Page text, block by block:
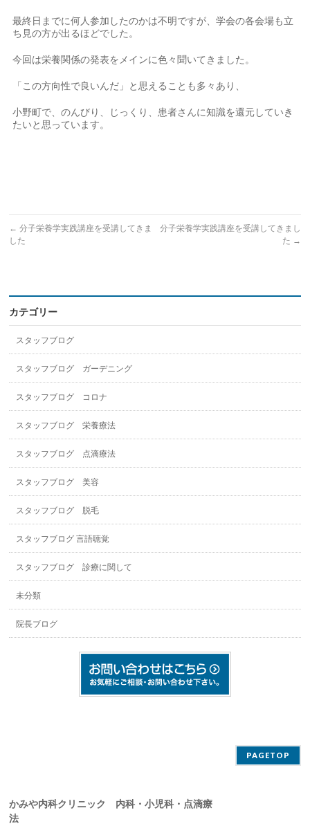
最終日までに何人参加したのかは不明ですが、学会の各会場も立
ち見の方が出るほどでした。
今回は栄養関係の発表をメインに色々聞いてきました。
「この方向性で良いんだ」と思えることも多々あり、
小野町で、のんびり、じっくり、患者さんに知識を還元していき
たいと思っています。
← 分子栄養学実践講座を受講してきま
した
分子栄養学実践講座を受講してきまし
た →
カテゴリー
スタッフブログ
スタッフブログ ガーデニング
スタッフブログ コロナ
スタッフブログ 栄養療法
スタッフブログ 点滴療法
スタッフブログ 美容
スタッフブログ 脱毛
スタッフブログ 言語聴覚
スタッフブログ 診療に関して
未分類
院長ブログ
PAGETOP
かみや内科クリニック 内科・小児科・点滴療
法